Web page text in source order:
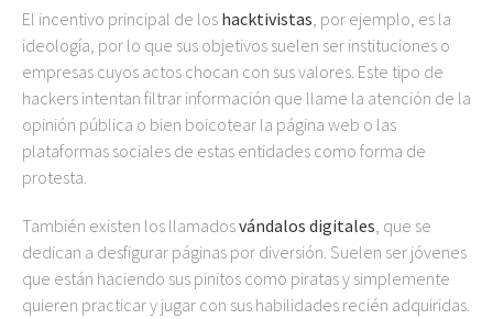
El incentivo principal de los hacktivistas, por ejemplo, es la
ideología, por lo que sus objetivos suelen ser instituciones o
empresas cuyos actos chocan con sus valores. Este tipo de
hackers intentan filtrar información que llame la atención de la
opinión pública o bien boicotear la página web o las
plataformas sociales de estas entidades como forma de
protesta.
También existen los llamadosvándalos digitales, que se
dedican a desfigurar páginas por diversión. Suelen ser jóvenes
que están haciendo sus pinitos como piratas y simplemente
quieren practicar y jugar con sus habilidades recién adquiridas.